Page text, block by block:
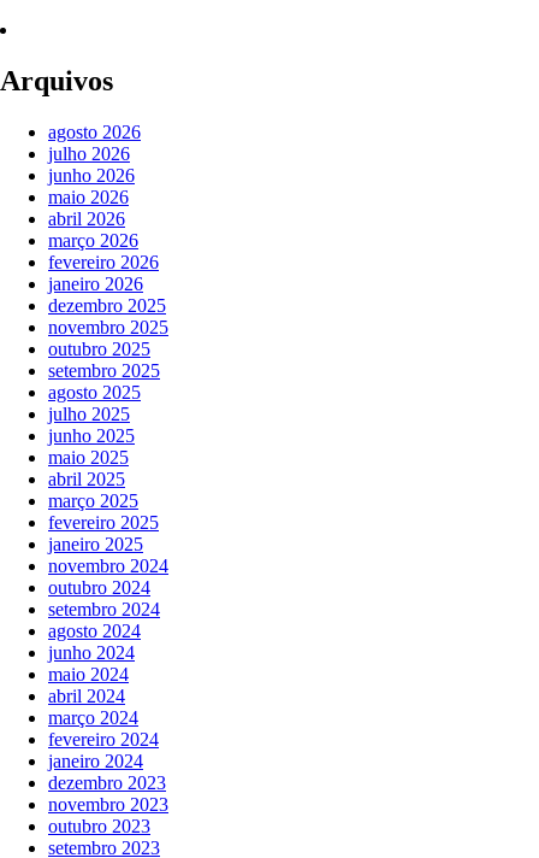
Arquivos
agosto 2026
julho 2026
junho 2026
maio 2026
abril 2026
março 2026
fevereiro 2026
janeiro 2026
dezembro 2025
novembro 2025
outubro 2025
setembro 2025
agosto 2025
julho 2025
junho 2025
maio 2025
abril 2025
março 2025
fevereiro 2025
janeiro 2025
novembro 2024
outubro 2024
setembro 2024
agosto 2024
junho 2024
maio 2024
abril 2024
março 2024
fevereiro 2024
janeiro 2024
dezembro 2023
novembro 2023
outubro 2023
setembro 2023